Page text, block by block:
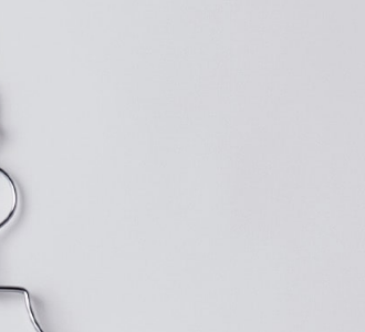
プリントなしで購入する
・女性の体型に美しくフィットする設計